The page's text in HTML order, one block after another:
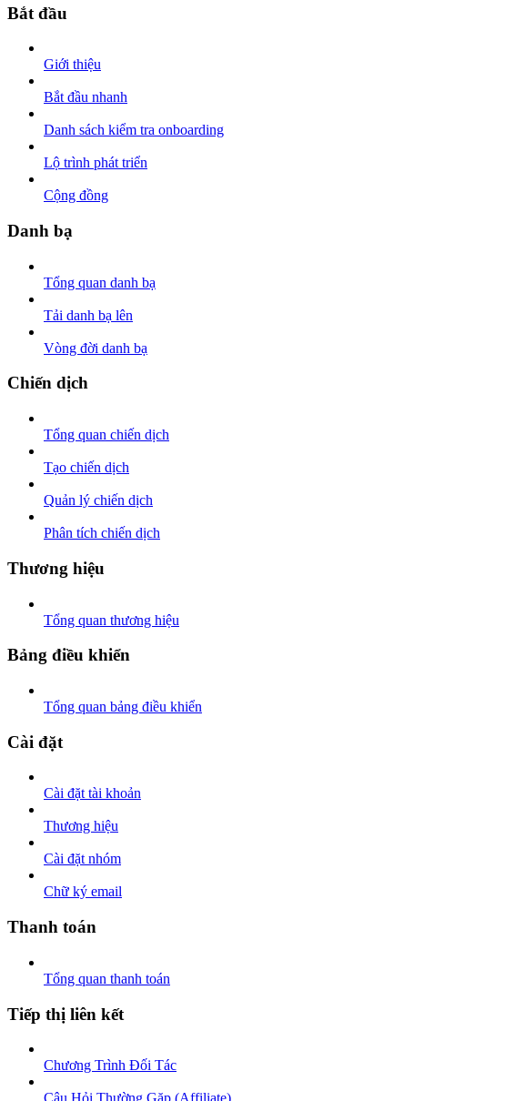
Bắt đầu
Giới thiệu
Bắt đầu nhanh
Danh sách kiểm tra onboarding
Lộ trình phát triển
Cộng đồng
Danh bạ
Tổng quan danh bạ
Tải danh bạ lên
Vòng đời danh bạ
Chiến dịch
Tổng quan chiến dịch
Tạo chiến dịch
Quản lý chiến dịch
Phân tích chiến dịch
Thương hiệu
Tổng quan thương hiệu
Bảng điều khiển
Tổng quan bảng điều khiển
Cài đặt
Cài đặt tài khoản
Thương hiệu
Cài đặt nhóm
Chữ ký email
Thanh toán
Tổng quan thanh toán
Tiếp thị liên kết
Chương Trình Đối Tác